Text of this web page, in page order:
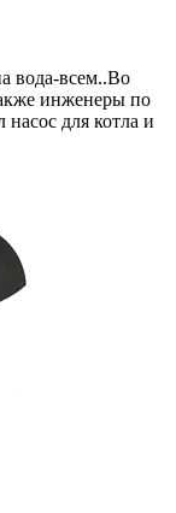
вода-всем..Во
инженеры по
для котла и